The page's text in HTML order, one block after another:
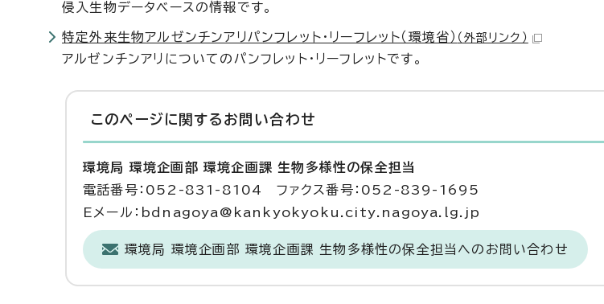
侵入生物データベースの情報です。
特定外来生物アルゼンチンアリパンフレット・リーフレット（環境省） （外部リンク）
アルゼンチンアリについてのパンフレット・リーフレットです。
このページに関する お問い合わせ
環境局 環境企画部 環境企画課 生物多様性の保全担当
電話番号：052-831-8104 ファクス番号：052-839-1695
Eメール：bdnagoya@kankyokyoku.city.nagoya.lg.jp
環境局 環境企画部 環境企画課 生物多様性の保全担当へのお問い合わせ